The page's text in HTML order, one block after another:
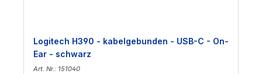
Logitech H390 - kabelgebunden - USB-C - On-
Ear - schwarz
Art. Nr.: 151040